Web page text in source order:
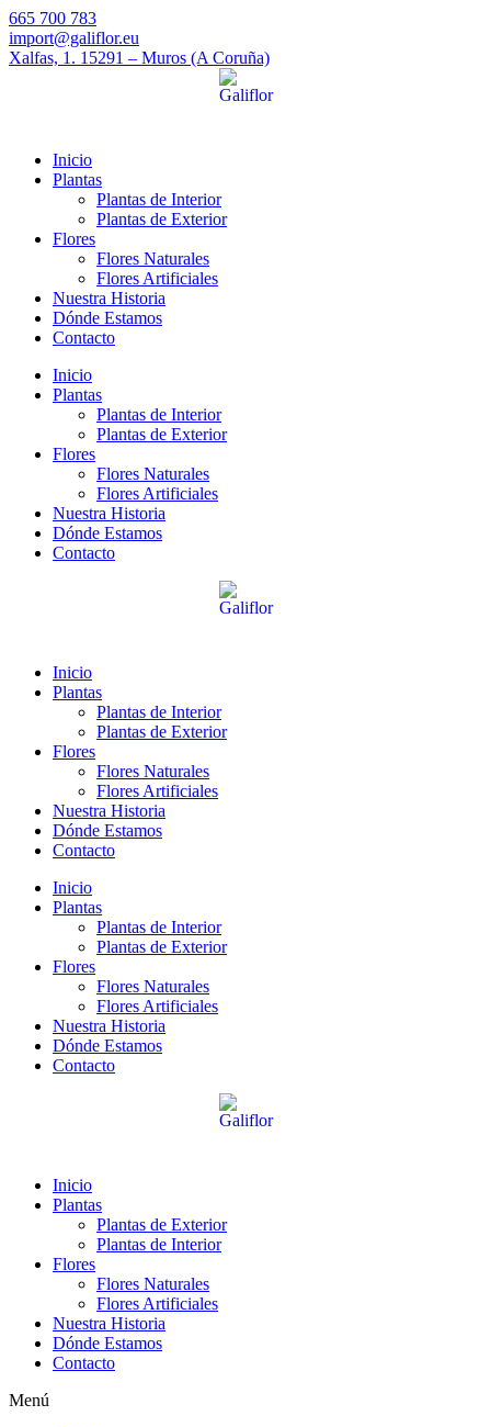
665 700 783
import@galiflor.eu
Xalfas, 1. 15291 – Muros (A Coruña)
Inicio
Plantas
Plantas de Interior
Plantas de Exterior
Flores
Flores Naturales
Flores Artificiales
Nuestra Historia
Dónde Estamos
Contacto
Inicio
Plantas
Plantas de Interior
Plantas de Exterior
Flores
Flores Naturales
Flores Artificiales
Nuestra Historia
Dónde Estamos
Contacto
Inicio
Plantas
Plantas de Interior
Plantas de Exterior
Flores
Flores Naturales
Flores Artificiales
Nuestra Historia
Dónde Estamos
Contacto
Inicio
Plantas
Plantas de Interior
Plantas de Exterior
Flores
Flores Naturales
Flores Artificiales
Nuestra Historia
Dónde Estamos
Contacto
Inicio
Plantas
Plantas de Exterior
Plantas de Interior
Flores
Flores Naturales
Flores Artificiales
Nuestra Historia
Dónde Estamos
Contacto
Menú